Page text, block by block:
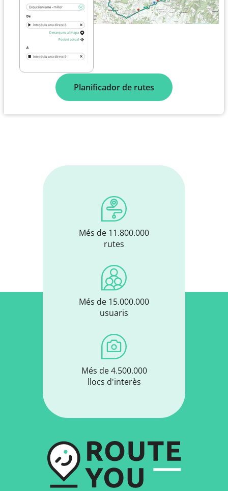
Planificador de rutes
Més de 11.800.000
rutes
Més de 15.000.000
usuaris
Més de 4.500.000
llocs d'interès